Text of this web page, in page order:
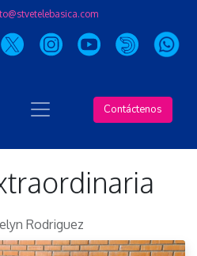
Contáctenos
Rodriguez